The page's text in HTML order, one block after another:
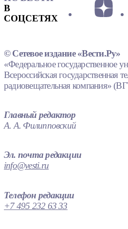
В
СОЦСЕТЯХ
© Сетевое издание «Вести.Ру»
«Федеральное государственное
Всероссийская государственная
радиовещательная компания»
Главный редактор
А. А. Филипповский
Эл. почта редакции
info@vesti.ru
Телефон редакции
+7 495 232 63 33